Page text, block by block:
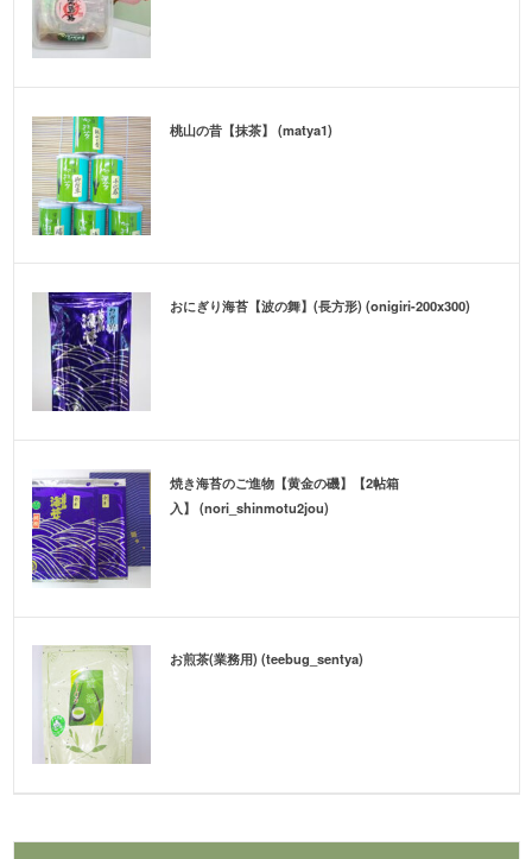
桃山の昔【抹茶】 (matya1)
おにぎり海苔【波の舞】(長方形) (onigiri-200x300)
焼き海苔のご進物【黄金の磯】【2帖箱
入】 (nori_shinmotu2jou)
お煎茶(業務用) (teebug_sentya)